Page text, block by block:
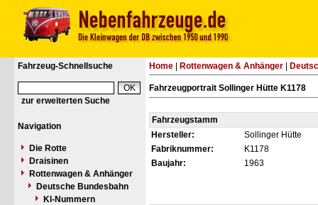
Fahrzeug-Schnellsuche
zur erweiterten Suche
Navigation
Die Rotte
Draisinen
Rottenwagen & Anhänger
Deutsche Bundesbahn
Kl-Nummern
Home Rottenwagen & Anhänger
Fahrzeugportrait Sollinger Hütte K1178
Fahrzeugstamm
Hersteller:
Sollinger Hütte
Fabriknummer:
K1178
Baujahr:
1963